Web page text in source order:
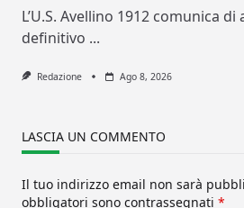
L’U.S. Avellino 1912 comunica
definitivo ...
Redazione Ago 8, 2026
LASCIA UN COMMENTO
Il tuo indirizzo email non sarà
obbligatori sono contrassegnati *